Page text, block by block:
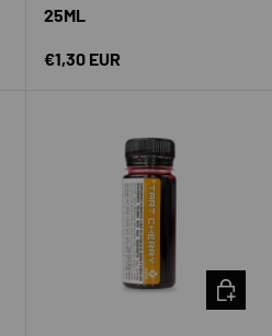
25ML
Precio normal
€1,30 EUR
AL CARRITO